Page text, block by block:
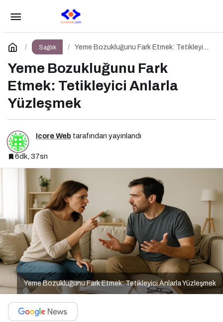
Sağlık
Yeme Bozukluğunu Fark Etmek: Tetikleyici
Yeme Bozukluğunu Fark
Etmek: Tetikleyici Anlarla
Yüzleşmek
Icore Web tarafından yayınlandı
6dk, 37sn
Yeme Bozukluğunu Fark Etmek: Tetikleyici Anlarla Yüzleşmek
Çiğneme Süresi ve Beyin Doygunluk Sinyalleri
Yorum Yap